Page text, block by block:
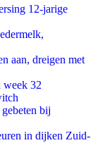
12-jarige
aan, dreigen met
week 32
bij
in dijken Zuid-